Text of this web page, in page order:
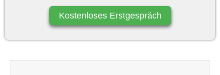
Kostenloses Erstgespräch